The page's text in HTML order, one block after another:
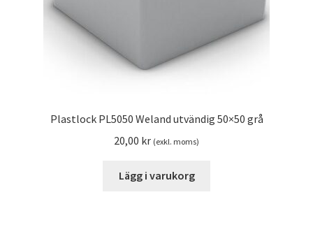
Plastlock PL5050 Weland utvändig 50×50 grå
20,00 kr (exkl. moms)
Lägg i varukorg